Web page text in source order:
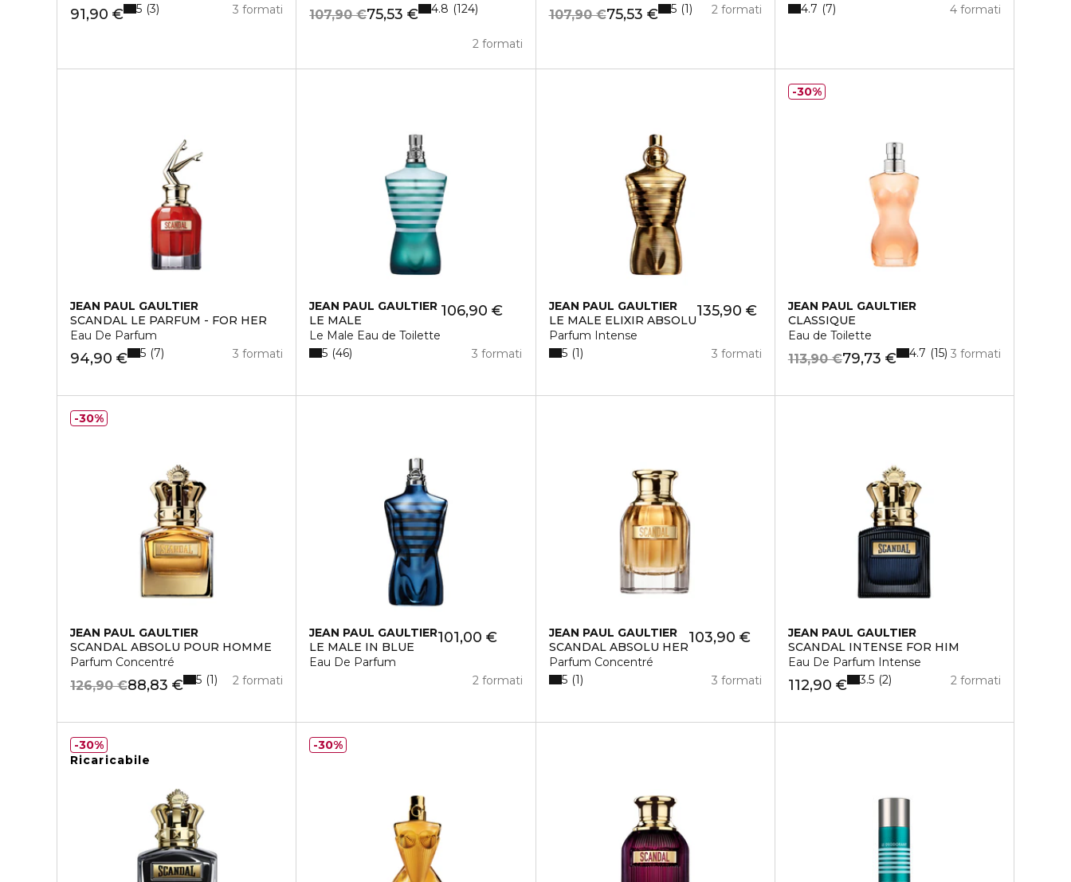
91,90 € 3 formati
5 3 75,53 €
107,90 €
2 formati
4.8 124 75,53 €
107,90 € 2 formati
5 1 4 formati
4.7 7
JEAN PAUL GAULTIER
SCANDAL LE PARFUM - FOR HER
Eau De Parfum
94,90 € 3 formati
5 7
JEAN PAUL GAULTIER
LE MALE
Le Male Eau de Toilette
106,90 €
3 formati
5 46
JEAN PAUL GAULTIER
LE MALE ELIXIR ABSOLU
Parfum Intense
135,90 €
3 formati
5 1
JEAN PAUL GAULTIER
CLASSIQUE
Eau de Toilette
79,73 €
113,90 € 3 formati
4.7 15
30%
JEAN PAUL GAULTIER
SCANDAL ABSOLU POUR HOMME
Parfum Concentré
88,83 €
126,90 € 2 formati
5 1
30%
JEAN PAUL GAULTIER
LE MALE IN BLUE
Eau De Parfum
101,00 €
2 formati
JEAN PAUL GAULTIER
SCANDAL ABSOLU HER
Parfum Concentré
103,90 €
3 formati
5 1
JEAN PAUL GAULTIER
SCANDAL INTENSE FOR HIM
Eau De Parfum Intense
112,90 € 2 formati
3.5 2
Ricaricabile
30% 30%